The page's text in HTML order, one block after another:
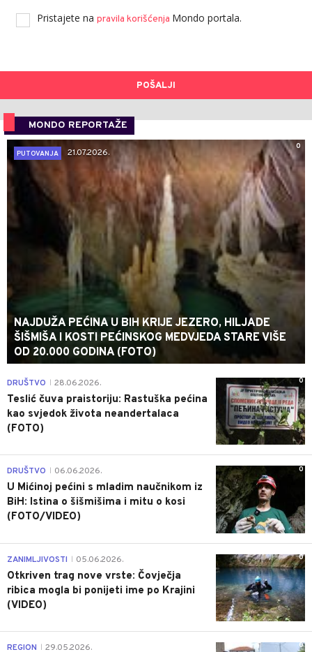
Pristajete na pravila korišćenja Mondo portala.
POŠALJI
MONDO REPORTAŽE
0
PUTOVANJA
21.07.2026.
NAJDUŽA PEĆINA U BIH KRIJE JEZERO, HILJADE
ŠIŠMIŠA I KOSTI PEĆINSKOG MEDVJEDA STARE VIŠE
OD 20.000 GODINA (FOTO)
0
DRUŠTVO 28.06.2026.
Teslić čuva praistoriju: Rastuška pećina
kao svjedok života neandertalaca
(FOTO)
0
DRUŠTVO 06.06.2026.
U Mićinoj pećini s mladim naučnikom iz
BiH: Istina o šišmišima i mitu o kosi
(FOTO/VIDEO)
0
ZANIMLJIVOSTI 05.06.2026.
Otkriven trag nove vrste: Čovječja
ribica mogla bi ponijeti ime po Krajini
(VIDEO)
0
REGION 29.05.2026.